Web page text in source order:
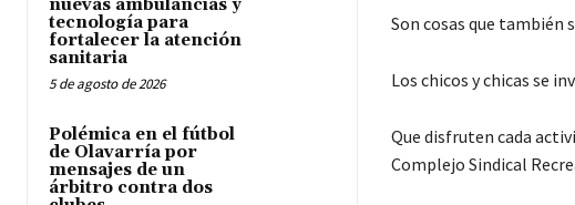
nuevas ambulancias y
tecnología para
fortalecer la atención
sanitaria
5 de agosto de 2026
Polémica en el fútbol
de Olavarría por
mensajes de un
árbitro contra dos
Son cosas que también
Los chicos y chicas se
Que disfruten cada
Complejo Sindical